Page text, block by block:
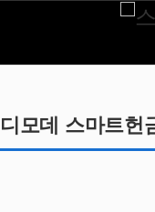
디모데 스마트헌